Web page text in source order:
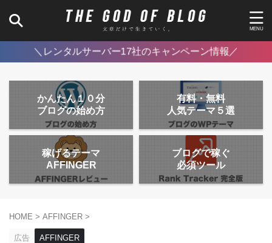
＼レンタルサーバー17社のキャンペーン情報／
かんたん１０分
ブログの始め方
有料・無料
人気テーマ５選
稼げるテーマ
AFFINGER
ブログで稼ぐ
必須ツール
HOME > AFFINGER >
広告 AFFINGER